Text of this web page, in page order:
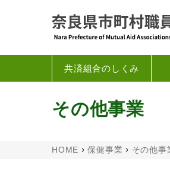
共済組合のしくみ
その他事業
HOME ›保健事業 › その他事